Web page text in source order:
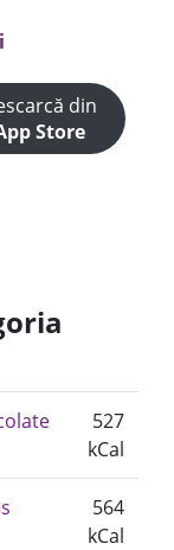
din
Store
527
kCal
564
kCal